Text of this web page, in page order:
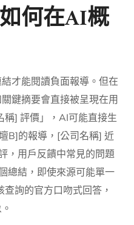
何在AI概
才能閱讀負面報導。但在
鍵摘要會直接被呈現在用
稱] 評價」，AI可能直接生
B]的報導，[公司名稱] 近
，用戶反饋中常見的問題
總結，即使來源可能單一
詢的官方口吻式回答，